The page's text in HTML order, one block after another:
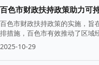
百色市财政扶持政策助力可
百色市财政扶持政策的实施，旨
排措施，百色市有效推动了区域
障。
2025-10-29